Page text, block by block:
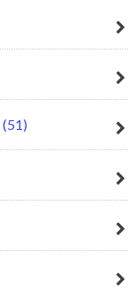
(51)